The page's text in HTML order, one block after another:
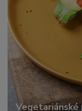
Vegetariánské